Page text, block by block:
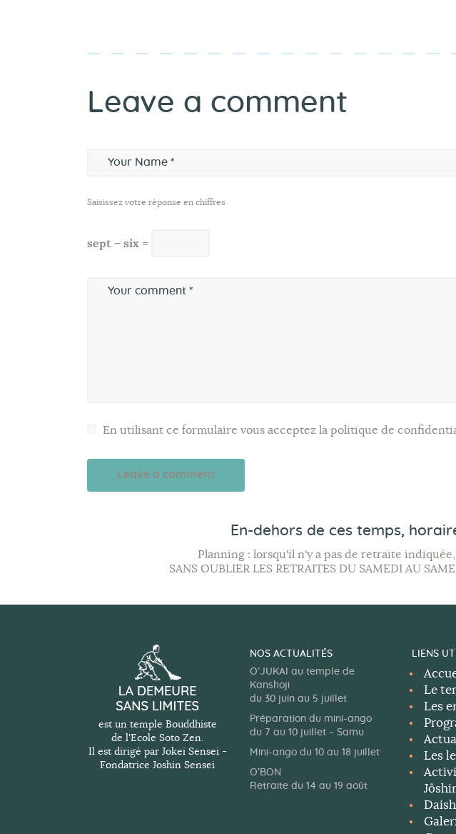
Leave a comment
Saisissez votre réponse en chiffres
sept − six =
En utilisant ce formulaire vous acceptez la politique de
En-dehors de ces temps,
Planning : lorsqu'il n'y a pas de retraite
SANS OUBLIER LES RETRAITES DU SAMEDI AU
est un temple Bouddhiste
de l'Ecole Soto Zen.
Il est dirigé par Jokei Sensei -
Fondatrice Joshin Sensei
NOS ACTUALITÉS
O’JUKAI au temple de
Kanshoji
du 30 juin au 5 juillet
Préparation du mini-ango
du 7 au 10 juillet – Samu
Mini-ango du 10 au 18 juillet
O’BON
Retraite du 14 au 19 août
LIENS
Le
Les
Les